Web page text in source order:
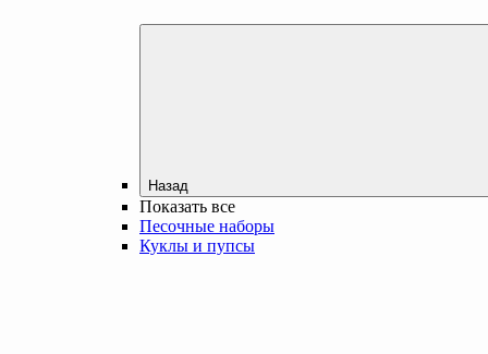
Назад
Показать все
Песочные наборы
Куклы и пупсы